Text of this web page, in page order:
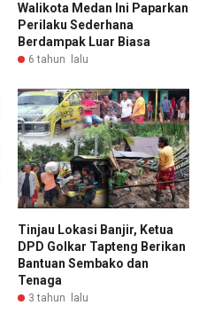
Walikota Medan Ini Paparkan
Perilaku Sederhana
Berdampak Luar Biasa
6 tahun lalu
Tinjau Lokasi Banjir, Ketua
DPD Golkar Tapteng Berikan
Bantuan Sembako dan
Tenaga
3 tahun lalu